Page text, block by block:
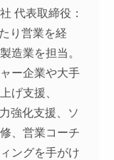
代表取締役：
り営業を経
造業を担当。
ー企業や大手
げ支援、
強化支援、ソ
、営業コーチ
ングを手がけ